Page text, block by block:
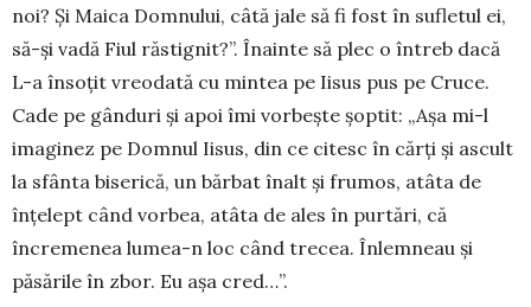
noi? Și Maica Domnului, câtă jale să fi fost în sufletul ei,
să-și vadă Fiul răstignit?”. Înainte să plec o întreb dacă
L-a însoțit vreodată cu mintea pe Iisus pus pe Cruce.
Cade pe gânduri și apoi îmi vorbește șoptit: „Așa mi-l
imaginez pe Domnul Iisus, din ce citesc în cărți și ascult
la sfânta biserică, un bărbat înalt și frumos, atâta de
înțelept când vorbea, atâta de ales în purtări, că
încremenea lumea-n loc când trecea. Înlemneau și
păsările în zbor. Eu așa cred…”.